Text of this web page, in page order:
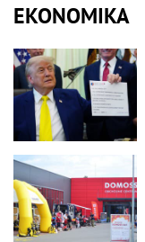
EKONOMIKA